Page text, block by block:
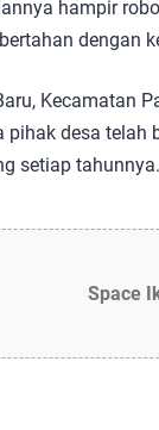
hampir
dengan
Kecamatan
pihak desa telah
setiap tahunnya.
Space